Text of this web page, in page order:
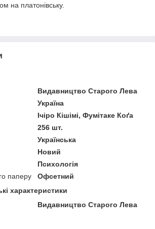
на платонівську.
Видавництво Старого Лева
Україна
Ічіро Кішімі, Фумітаке Коґа
256 шт.
Українська
Новий
Психологія
паперу
Офсетний
характеристики
Видавництво Старого Лева